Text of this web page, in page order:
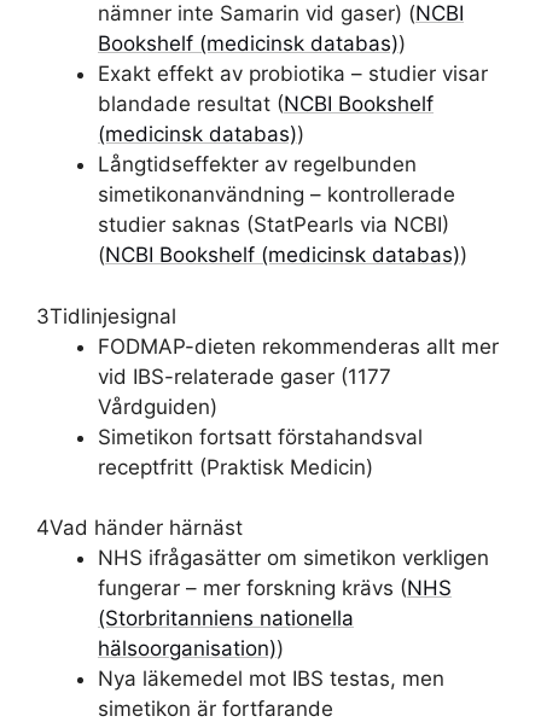
nämner inte Samarin vid gaser) (NCBI
Bookshelf (medicinsk databas))
Exakt effekt av probiotika – studier visar
blandade resultat (NCBI Bookshelf
(medicinsk databas))
Långtidseffekter av regelbunden
simetikonanvändning – kontrollerade
studier saknas (StatPearls via NCBI)
(NCBI Bookshelf (medicinsk databas))
3Tidlinjesignal
FODMAP-dieten rekommenderas allt mer
vid IBS-relaterade gaser (1177
Vårdguiden)
Simetikon fortsatt förstahandsval
receptfritt (Praktisk Medicin)
4Vad händer härnäst
NHS ifrågasätter om simetikon verkligen
fungerar – mer forskning krävs (NHS
(Storbritanniens nationella
hälsoorganisation))
Nya läkemedel mot IBS testas, men
simetikon är fortfarande